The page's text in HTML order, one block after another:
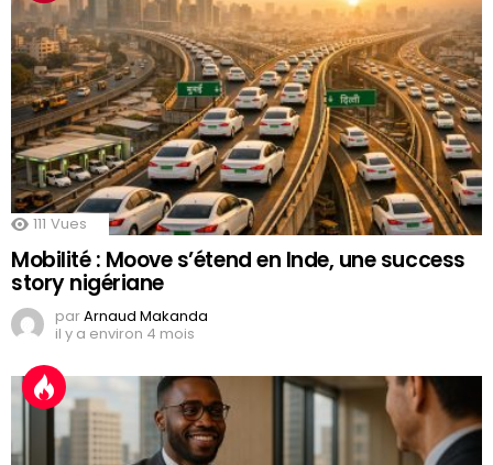
111 Vues
Mobilité : Moove s’étend en Inde, une success
story nigériane
parArnaud Makanda
il y a environ 4 mois